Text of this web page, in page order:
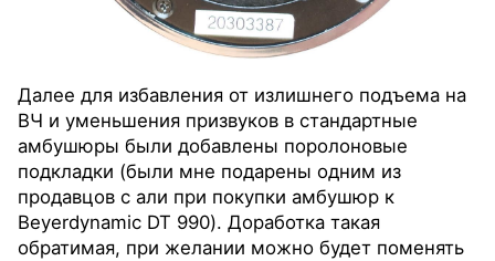
Далее для избавления от излишнего подъема на
ВЧ и уменьшения призвуков в стандартные
амбушюры были добавлены поролоновые
подкладки (были мне подарены одним из
продавцов с али при покупки амбушюр к
Beyerdynamic DT 990). Доработка такая
обратимая, при желании можно будет поменять